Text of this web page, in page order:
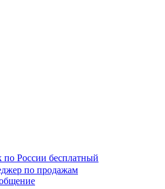
по России бесплатный
по продажам